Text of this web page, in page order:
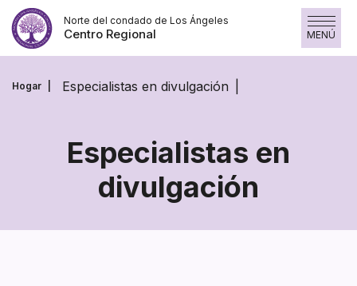
Skip
to
content
Norte del condado de Los Ángeles
Centro Regional MENÚ
Hogar Especialistas en divulgación
Especialistas en
divulgación
Especialistas